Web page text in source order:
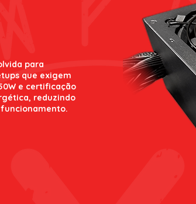
para
que exigem
e certificação
reduzindo